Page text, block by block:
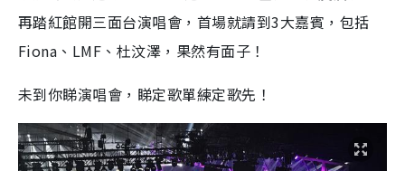
再踏紅館開三面台演唱會，首場就請到3大嘉賓，包括
Fiona、LMF、杜汶澤，果然有面子！
未到你睇演唱會，睇定歌單練定歌先！